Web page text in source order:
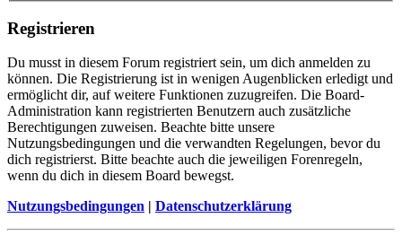
Registrieren
Du musst in diesem Forum registriert sein, um dich anmelden zu
können. Die Registrierung ist in wenigen Augenblicken erledigt und
ermöglicht dir, auf weitere Funktionen zuzugreifen. Die Board-
Administration kann registrierten Benutzern auch zusätzliche
Berechtigungen zuweisen. Beachte bitte unsere
Nutzungsbedingungen und die verwandten Regelungen, bevor du
dich registrierst. Bitte beachte auch die jeweiligen Forenregeln,
wenn du dich in diesem Board bewegst.
Nutzungsbedingungen | Datenschutzerklärung